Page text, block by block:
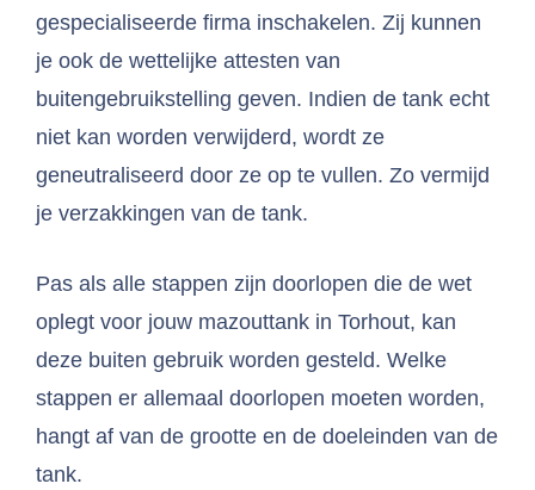
gespecialiseerde firma inschakelen. Zij kunnen
je ook de wettelijke attesten van
buitengebruikstelling geven. Indien de tank echt
niet kan worden verwijderd, wordt ze
geneutraliseerd door ze op te vullen. Zo vermijd
je verzakkingen van de tank.
Pas als alle stappen zijn doorlopen die de wet
oplegt voor jouw mazouttank in Torhout, kan
deze buiten gebruik worden gesteld. Welke
stappen er allemaal doorlopen moeten worden,
hangt af van de grootte en de doeleinden van de
tank.